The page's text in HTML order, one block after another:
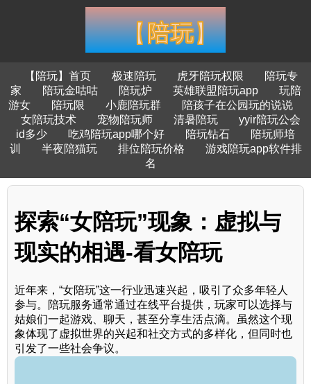
【陪玩】首页 极速陪玩 虎牙陪玩权限
陪玩专
家
陪玩金咕咕 陪玩炉 英雄联盟陪玩app
玩陪
游女
陪玩限 小鹿陪玩群
陪孩子在公园玩的说说
女陪玩技术
宠物陪玩师 清暑陪玩
yyir陪玩公会
id多少
吃鸡陪玩app哪个好 陪玩钻石
陪玩师培
训
半夜陪猫玩 排位陪玩价格
游戏陪玩app软件排
名
探索“女陪玩”现象：虚拟与
现实的相遇-看女陪玩
近年来，“女陪玩”这一行业迅速兴起，吸引了众多年轻人
参与。陪玩服务通常通过在线平台提供，玩家可以选择与
姑娘们一起游戏、聊天，甚至分享生活点滴。虽然这个现
象体现了虚拟世界的兴起和社交方式的多样化，但同时也
引发了一些社会争议。